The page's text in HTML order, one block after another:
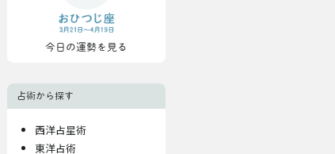
今日の運勢を見る
占術から探す
西洋占星術
東洋占術